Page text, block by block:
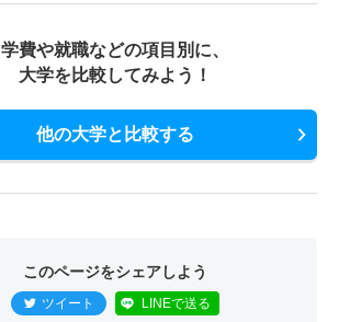
学費や就職などの項目別に、
大学を比較してみよう！
他の大学と比較する
このページをシェアしよう
ツイート LINEで送る